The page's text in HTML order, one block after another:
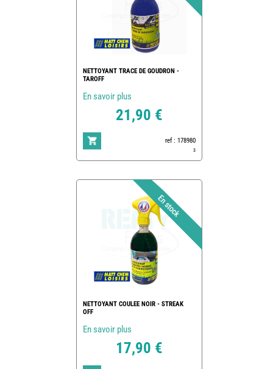
NETTOYANT TRACE DE GOUDRON -
TAROFF
En savoir plus
21,90 €
ref : 178980
3
NETTOYANT COULEE NOIR - STREAK
OFF
En savoir plus
17,90 €